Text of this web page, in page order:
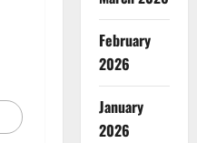
February
2026
January
2026